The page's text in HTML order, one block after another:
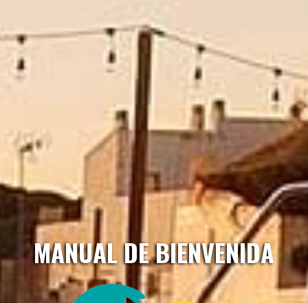
MANUAL DE BIENVENIDA